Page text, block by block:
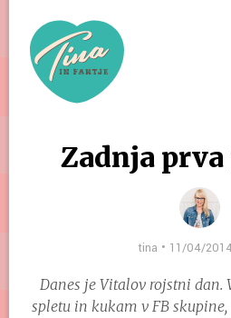
TRIP
BLOK
O
Zadnja
tina • 11/04/
Danes je Vitalov rojstni dan.
spletu in kukam v FB